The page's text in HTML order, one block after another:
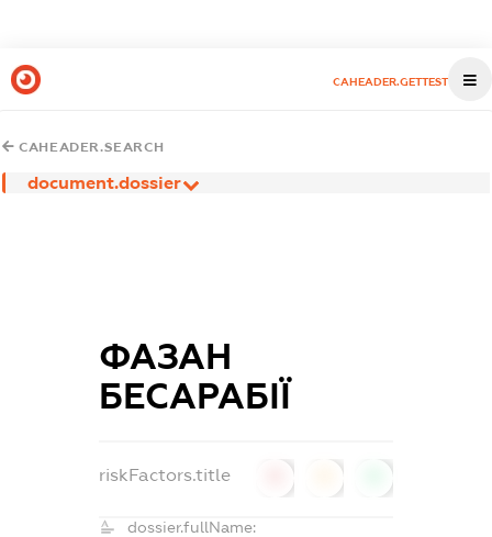
CAHEADER.GETTEST
CAHEADER.SEARCH
document.dossier
ФАЗАН
БЕСАРАБІЇ
riskFactors.title
dossier.fullName: